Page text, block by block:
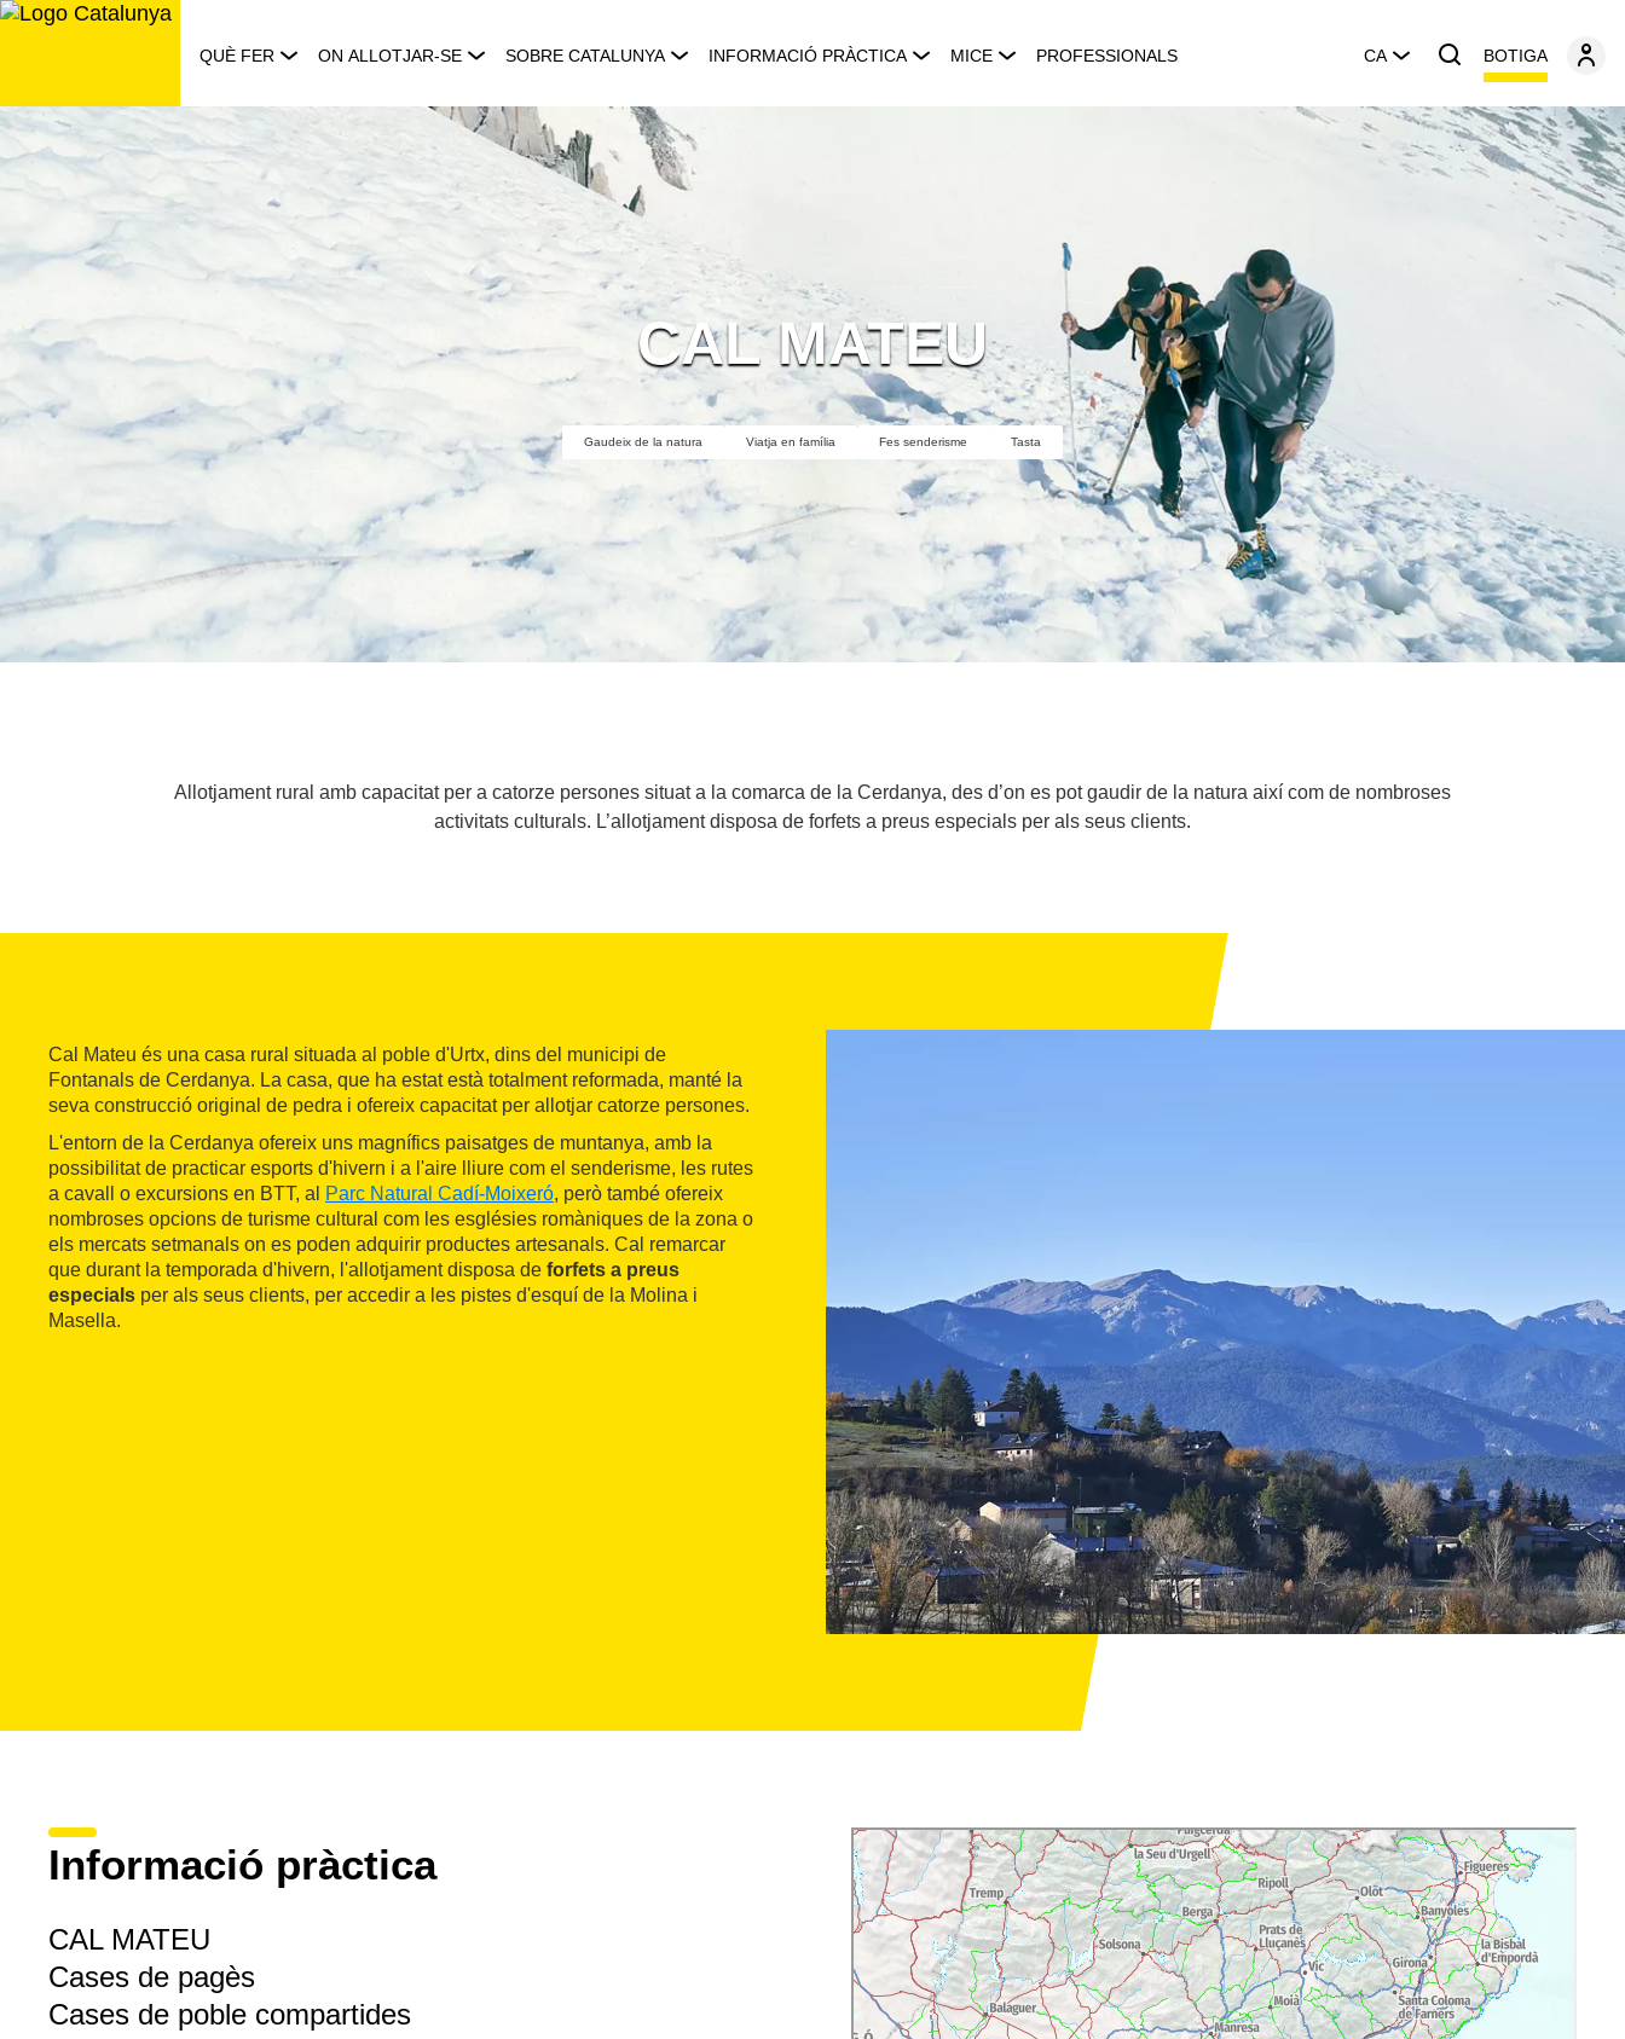
Saltar
QUÈ FER ON ALLOTJAR-SE SOBRE CATALUNYA INFORMACIÓ PRÀCTICA MICE PROFESSIONALS CA BOTIGA
CAL MATEU
Gaudeix de la natura Viatja en família Fes senderisme Tasta
Allotjament rural amb capacitat per a catorze persones situat a la comarca de la Cerdanya, des d’on es pot gaudir de la natura així com de nombroses
activitats culturals. L’allotjament disposa de forfets a preus especials per als seus clients.
Cal Mateu és una casa rural situada al poble d'Urtx, dins del municipi de
Fontanals de Cerdanya. La casa, que ha estat està totalment reformada, manté la
seva construcció original de pedra i ofereix capacitat per allotjar catorze persones.
L'entorn de la Cerdanya ofereix uns magnífics paisatges de muntanya, amb la
possibilitat de practicar esports d'hivern i a l'aire lliure com el senderisme, les rutes
a cavall o excursions en BTT, al
Parc Natural Cadí-Moixeró, però també ofereix
nombroses opcions de turisme cultural com les esglésies romàniques de la zona o
els mercats setmanals on es poden adquirir productes artesanals. Cal remarcar
que durant la temporada d'hivern, l'allotjament disposa de forfets a preus
especials per als seus clients, per accedir a les pistes d'esquí de la Molina i
Masella.
Informació pràctica
CAL MATEU
Cases de pagès
Cases de poble compartides